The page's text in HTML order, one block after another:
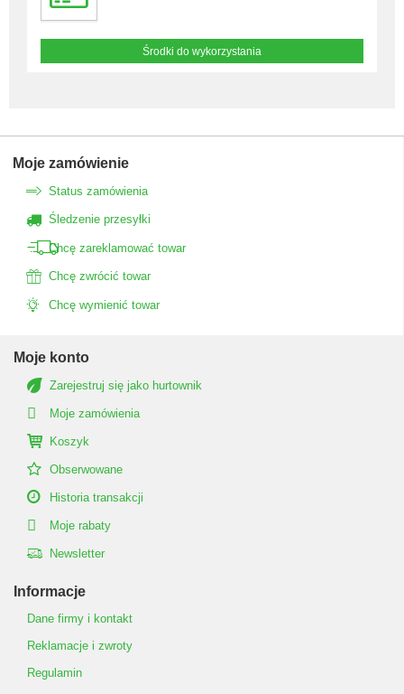
Środki do wykorzystania
Moje zamówienie
Status zamówienia
Śledzenie przesyłki
Chcę zareklamować towar
Chcę zwrócić towar
Chcę wymienić towar
Moje konto
Zarejestruj się jako hurtownik
Moje zamówienia
Koszyk
Obserwowane
Historia transakcji
Moje rabaty
Newsletter
Informacje
Dane firmy i kontakt
Reklamacje i zwroty
Regulamin